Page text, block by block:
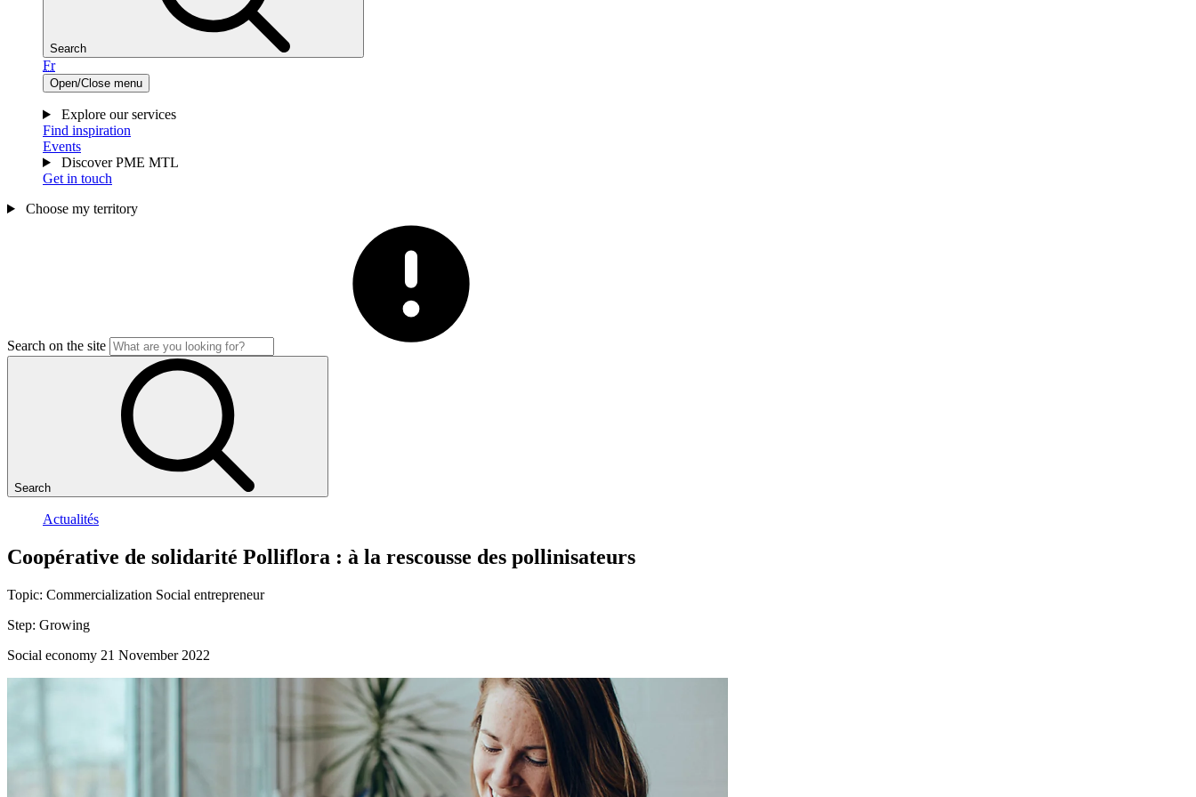
Search
Fr
Open/Close menu
Explore our services
Find inspiration
Events
Discover PME MTL
Get in touch
Choose my territory
Search on the site
Search
Actualités
Coopérative de solidarité Polliflora : à la rescousse des pollinisateurs
Topic: Commercialization Social entrepreneur
Step: Growing
Social economy 21 November 2022